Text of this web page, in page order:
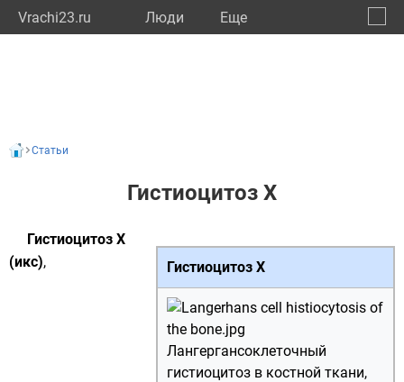
Vrachi23.ru Люди Eще
Статьи
Гистиоцитоз X
Гистиоцитоз X
Лангергансоклеточный
гистиоцитоз в костной ткани,
Гистиоцитоз X
(икс),